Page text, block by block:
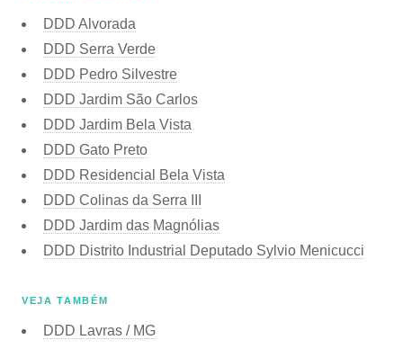
DDD Alvorada
DDD Serra Verde
DDD Pedro Silvestre
DDD Jardim São Carlos
DDD Jardim Bela Vista
DDD Gato Preto
DDD Residencial Bela Vista
DDD Colinas da Serra III
DDD Jardim das Magnólias
DDD Distrito Industrial Deputado Sylvio Menicucci
VEJA TAMBÉM
DDD Lavras / MG